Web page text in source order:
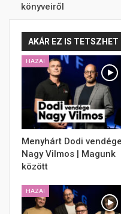
könyveiről
AKÁR EZ IS TETSZHET
HAZAI
Menyhárt Dodi vendége
Nagy Vilmos | Magunk
között
HAZAI